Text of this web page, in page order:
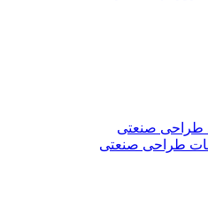
طراحی صنعتی
طراحی صنعتی